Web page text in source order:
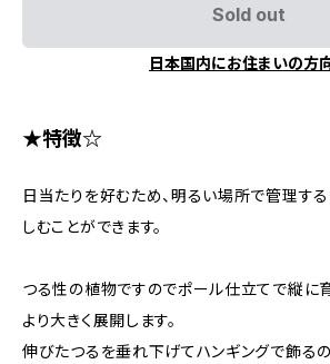
Sold out
日本国内にお住まいの方
★特徴☆
日当たりを好むため、明るい場所で管理す
しむことができます。
つる性の植物ですのでポール仕立てで縦に
より大きく展開します。
伸びたつるを垂れ下げてハンギングで飾るの